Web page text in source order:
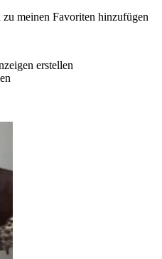
meinen Favoriten hinzufügen
erstellen